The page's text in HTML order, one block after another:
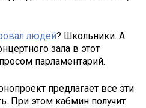
людей? Школьники. А
зала в этот
парламентарий.
предлагает все эти
При этом кабмин получит